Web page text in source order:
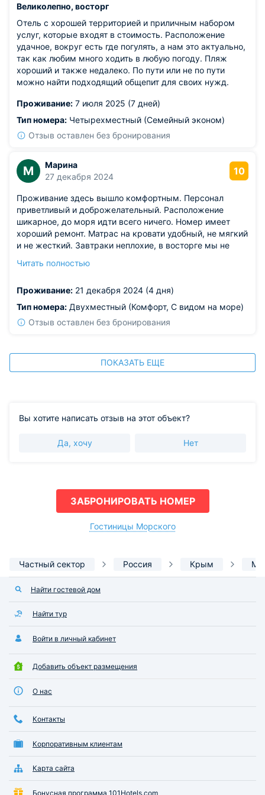
Великолепно, восторг
Отель с хорошей территорией и приличным набором
услуг, которые входят в стоимость. Расположение
удачное, вокруг есть где погулять, а нам это актуально,
так как любим много ходить в любую погоду. Пляж
хороший и также недалеко. По пути или не по пути
можно найти подходящий общепит для своих нужд.
Проживание: 7 июля 2025 (7 дней)
Тип номера: Четырехместный (Семейный эконом)
Отзыв оставлен без бронирования
М
Марина
27 декабря 2024
10
Проживание здесь вышло комфортным. Персонал
приветливый и доброжелательный. Расположение
шикарное, до моря идти всего ничего. Номер имеет
хороший ремонт. Матрас на кровати удобный, не мягкий
и не жесткий. Завтраки неплохие, в восторге мы не
лучший вариант. Дешевле и лучше по крайней мере мы
Читать полностью
Проживание: 21 декабря 2024 (4 дня)
Тип номера: Двухместный (Комфорт, С видом на море)
Отзыв оставлен без бронирования
ПОКАЗАТЬ ЕЩЕ
Вы хотите написать отзыв на этот объект?
Да, хочу Нет
ЗАБРОНИРОВАТЬ НОМЕР
Гостиницы Морского
Частный сектор Россия Крым
Найти гостевой дом
Найти тур
Войти в личный кабинет
Добавить объект размещения
О нас
Контакты
Корпоративным клиентам
Карта сайта
Бонусная программа 101Hotels.com